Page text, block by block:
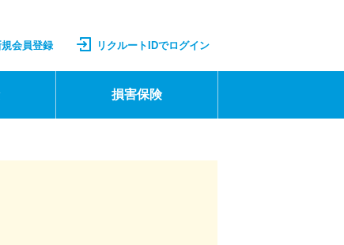
会員登録 リクルートIDでログイン
損害保険